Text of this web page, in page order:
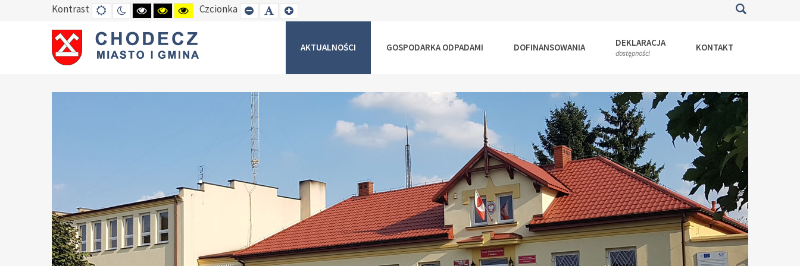
Kontrast DEFAULT
MODE
TRYB
NOCNY
HIGH
CONTRAST
BLACK
WHITE
MODE
HIGH
CONTRAST
BLACK
YELLOW
MODE
HIGH
CONTRAST
YELLOW
BLACK
MODE
Czcionka SET
SMALLER
SET
DEFAULT
SET
LARGER
AKTUALNOŚCI GOSPODARKA ODPADAMI DOFINANSOWANIA DEKLARACJA
dostępności KONTAKT